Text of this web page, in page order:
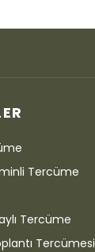
Tercüme
Tercüme
Tercümesi